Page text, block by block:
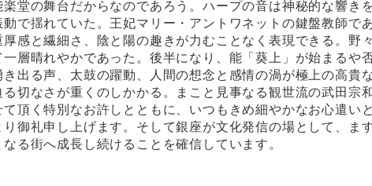
堂の舞台だからなのであろう。ハープの音は神秘的な響き
で揺れていた。王妃マリー・アントワネットの鍵盤教師で
感と繊細さ、陰と陽の趣きが力むことなく表現できる。野
層晴れやかであった。後半になり、能「葵上」が始まるや
出る声、太鼓の躍動、人間の想念と感情の渦が極上の高貴
切なさが重くのしかかる。まこと見事なる観世流の武田宗
頂く特別なお許しとともに、いつもきめ細やかなお心遣い
御礼申し上げます。そして銀座が文化発信の場として、ま
る街へ成長し続けることを確信しています。